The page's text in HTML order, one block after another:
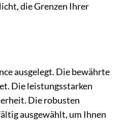
die Grenzen Ihrer
ausgelegt. Die bewährte
Die leistungsstarken
Die robusten
ausgewählt, um Ihnen